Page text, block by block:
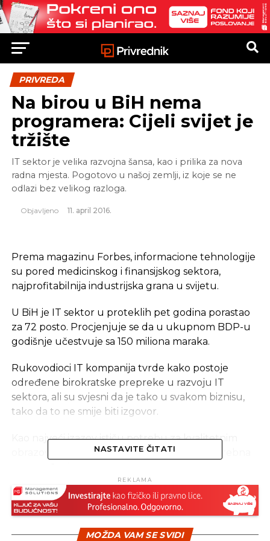
PRIVREDA
Na birou u BiH nema
programera: Cijeli svijet je
tržište
IT sektor je velika razvojna šansa, kao i prilika za nova
radna mjesta. Pogotovo u našoj zemlji, iz koje se ne
odlazi bez velikog razloga.
Objavljeno 11. april 2016.
Prema magazinu Forbes, informacione tehnologije
su pored medicinskog i finansijskog sektora,
najprofitabilnija industrijska grana u svijetu.
U BiH je IT sektor u proteklih pet godina porastao
za 72 posto. Procjenjuje se da u ukupnom BDP-u
godišnje učestvuje sa 150 miliona maraka.
Rukovodioci IT kompanija tvrde kako postoje
određene birokratske prepreke u razvoju IT
sektora, ali su svjesni da je tako u svakom biznisu,
tako da to ne smije biti izgovor.
Kao najveći izazov ističu potrebu za kvalitetnim
obrazovanjem mladih, te su u toj oblasti potrebna
„Može biti unapređenje nekog plana i
programa, kroz koje studenti prolaze na
u suštini. Studenti uče jako puno stvari,
NASTAVITE ČITATI
REKLAMA
MOŽDA VAM SE SVIDI